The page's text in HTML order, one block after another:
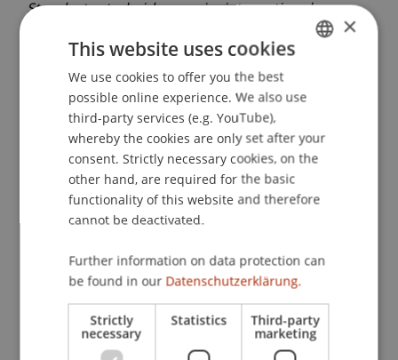
Standortentscheidungen im internationalen
Steuerwettbewerb, Martin Wenz: "Zinsbereinigte
Ertragssteuer in Liechtenstein". 75.
Wissenschaftliche Jahrestagung des Verbandes
der Hochschullehrer für Betriebswirtschaft,
Julius-Maximilians-Universität Würzburg,
Deutschland.
Publication Type
Scientific Presentation
Staff Members
ENGLISH
×
This website uses cookies
We use cookies to offer you the best
possible online experience. We also use
third-party services (e.g. YouTube),
whereby the cookies are only set after your
consent. Strictly necessary cookies, on the
other hand, are required for the basic
functionality of this website and therefore
cannot be deactivated.
Further information on data protection can
be found in our Datenschutzerklärung.
Strictly
necessary
Statistics Third-party
marketing